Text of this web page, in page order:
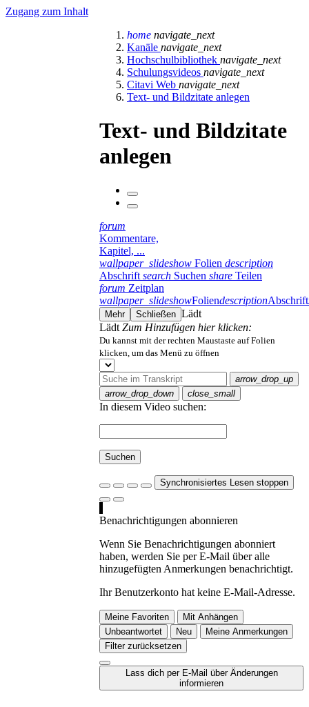
Zugang zum Inhalt
home navigate_next
Kanäle navigate_next
Hochschulbibliothek navigate_next
Schulungsvideos navigate_next
Citavi Web navigate_next
Text- und Bildzitate anlegen
Text- und Bildzitate
anlegen
forum
Kommentare,
Kapitel, ...
wallpaper_slideshow Folien description
Abschrift search Suchen share Teilen
forum Zeitplan
wallpaper_slideshowFoliendescriptionAbschrift
Mehr Schließen Lädt
Lädt Zum Hinzufügen hier klicken:
Du kannst mit der rechten Maustaste auf Folien
klicken, um das Menü zu öffnen
arrow_drop_up
arrow_drop_down
close_small
In diesem Video suchen:
Suchen
Synchronisiertes Lesen stoppen
Benachrichtigungen abonnieren
Wenn Sie Benachrichtigungen abonniert
haben, werden Sie per E-Mail über alle
hinzugefügten Anmerkungen benachrichtigt.
Ihr Benutzerkonto hat keine E-Mail-Adresse.
Meine Favoriten
Mit Anhängen
Unbeantwortet
Neu
Meine Anmerkungen
Filter zurücksetzen
Lass dich per E-Mail über Änderungen
informieren